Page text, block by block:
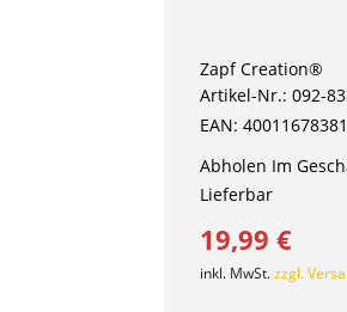
Zapf Creation®
Artikel-Nr.: 092-
EAN:
Abholen Im
Lieferbar
19,99 €
inkl. MwSt.zzgl.